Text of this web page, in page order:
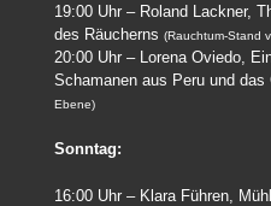
19:00 Uhr – Roland Lackner,
des Räucherns (Rauchtum-Stand
20:00 Uhr – Lorena Oviedo,
Schamanen aus Peru und das
Ebene)
Sonntag:
16:00 Uhr – Klara Führen,